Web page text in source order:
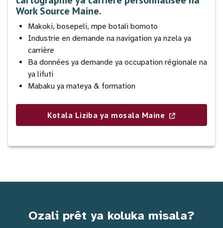
Work Source Maine.
Makoki, bosepeli, mpe botali bomoto
Industrie en demande na navigation ya nzela ya
carrière
Ba données ya demande ya occupation régionale na
ya lifuti
Mabaku ya mateya & formation
Kotala Liziba ya mosala Maine
Ozali prêt ya koluka misala?